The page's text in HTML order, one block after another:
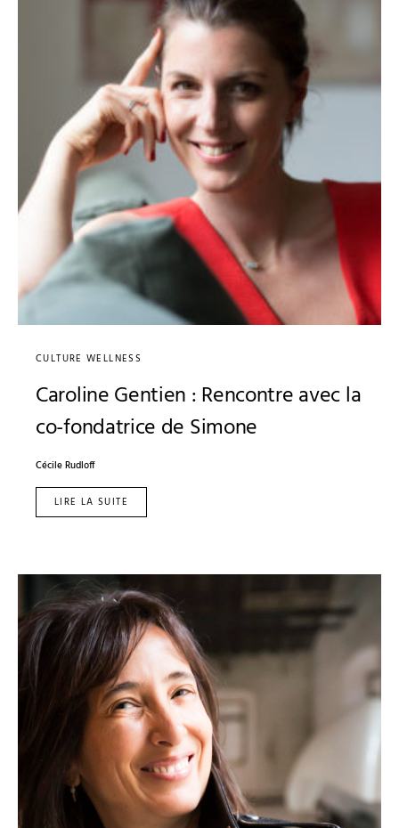
CULTURE WELLNESS
Caroline Gentien : Rencontre avec la
co-fondatrice de Simone
Cécile Rudloff
LIRE LA SUITE